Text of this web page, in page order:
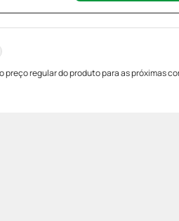
preço regular do produto para as próximas